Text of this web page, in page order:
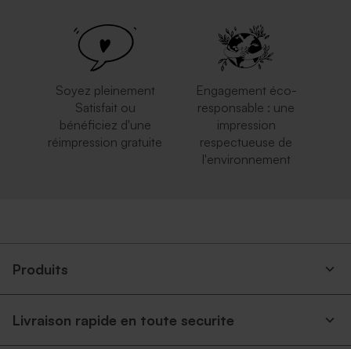
Soyez pleinement
Satisfait ou
bénéficiez d'une
réimpression gratuite
Engagement éco-
responsable : une
impression
respectueuse de
l'environnement
Produits
Livraison rapide en toute securite